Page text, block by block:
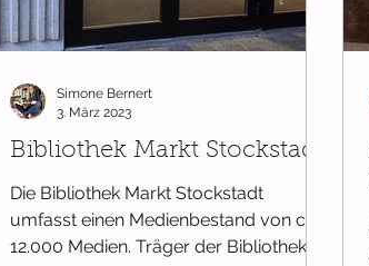
Bibliothek Markt Stockstadt
Die Bibliothek Markt Stockstadt
umfasst einen Medienbestand von ca.
12.000 Medien. Träger der Bibliothek ist
Simone Bernert
3. März 2023